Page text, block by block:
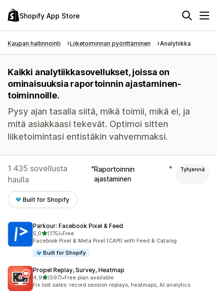
Shopify App Store
Kaupan hallinnointi Liiketoiminnan pyörittäminen Analytiikka
Kaikki analytiikkasovellukset, joissa on
ominaisuuksia raportoinnin ajastaminen-
toiminnoille.
Pysy ajan tasalla siitä, mikä toimii, mikä ei, ja
mitä asiakkaasi tekevät. Optimoi sitten
liiketoimintasi entistäkin vahvemmaksi.
1 435 sovellusta
haulla
Raportoinnin
ajastaminen
Tyhjennä
Built for Shopify
Parkour: Facebook Pixel & Feed
5,0/ 5 tähteä
(175)
175 arvostelua yhteensä
•Free
Facebook Pixel & Meta Pixel (CAPI) with Feed & Catalog
Built for Shopify
Propel Replay, Survey, Heatmap
4,9/ 5 tähteä
(597)
597 arvostelua yhteensä
•Free plan available
Fix lost sales: record session replays, heatmaps, AI analytics